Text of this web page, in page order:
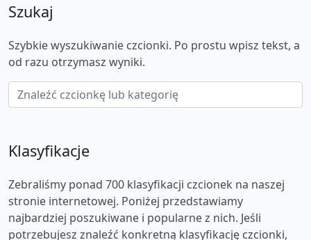
Szukaj
Szybkie wyszukiwanie czcionki. Po prostu wpisz tekst, a
od razu otrzymasz wyniki.
Klasyfikacje
Zebraliśmy ponad 700 klasyfikacji czcionek na naszej
stronie internetowej. Poniżej przedstawiamy
najbardziej poszukiwane i popularne z nich. Jeśli
potrzebujesz znaleźć konkretną klasyfikację czcionki,